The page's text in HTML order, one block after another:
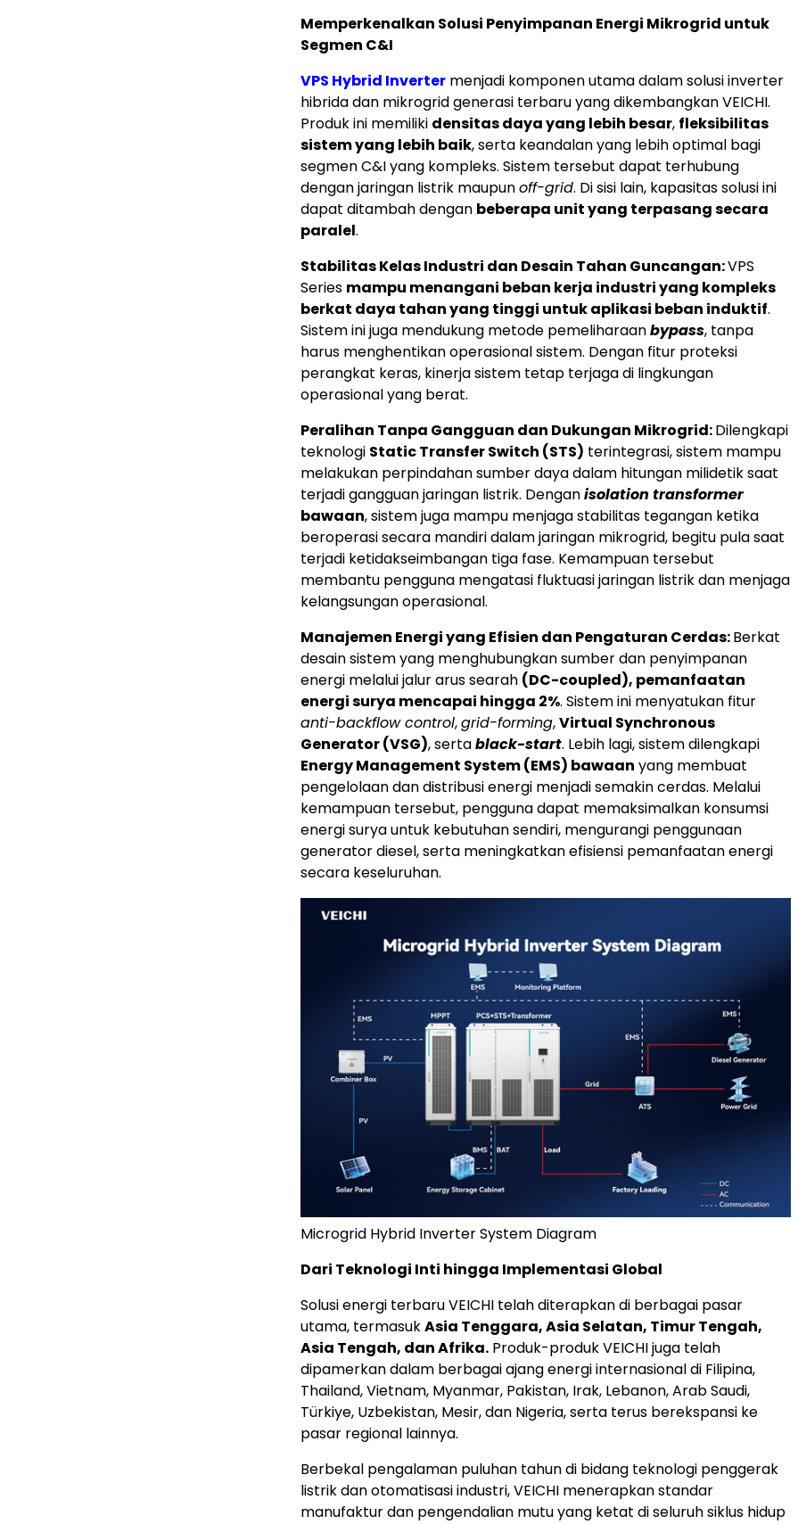
Memperkenalkan Solusi Penyimpanan Energi Mikrogrid untuk
Segmen C&I
VPS Hybrid Inverter menjadi komponen utama dalam solusi inverter
hibrida dan mikrogrid generasi terbaru yang dikembangkan VEICHI.
Produk ini memiliki densitas daya yang lebih besar, fleksibilitas
sistem yang lebih baik, serta keandalan yang lebih optimal bagi
segmen C&I yang kompleks. Sistem tersebut dapat terhubung
dengan jaringan listrik maupunoff-grid. Di sisi lain, kapasitas solusi ini
dapat ditambah dengan beberapa unit yang terpasang secara
paralel.
Stabilitas Kelas Industri dan Desain Tahan Guncangan:VPS
Series mampu menangani beban kerja industri yang kompleks
berkat daya tahan yang tinggi untuk aplikasi beban induktif.
Sistem ini juga mendukung metode pemeliharaanbypass, tanpa
harus menghentikan operasional sistem. Dengan fitur proteksi
perangkat keras, kinerja sistem tetap terjaga di lingkungan
operasional yang berat.
Peralihan Tanpa Gangguan dan Dukungan Mikrogrid:Dilengkapi
teknologi Static Transfer Switch (STS) terintegrasi, sistem mampu
melakukan perpindahan sumber daya dalam hitungan milidetik saat
terjadi gangguan jaringan listrik. Denganisolation transformer
bawaan, sistem juga mampu menjaga stabilitas tegangan ketika
beroperasi secara mandiri dalam jaringan mikrogrid, begitu pula saat
terjadi ketidakseimbangan tiga fase. Kemampuan tersebut
membantu pengguna mengatasi fluktuasi jaringan listrik dan menjaga
kelangsungan operasional.
Manajemen Energi yang Efisien dan Pengaturan Cerdas:Berkat
desain sistem yang menghubungkan sumber dan penyimpanan
energi melalui jalur arus searah (DC-coupled), pemanfaatan
energi surya mencapai hingga 2%. Sistem ini menyatukan fitur
anti-backflow control,grid-forming,Virtual Synchronous
Generator (VSG), sertablack-start. Lebih lagi, sistem dilengkapi
Energy Management System (EMS) bawaan yang membuat
pengelolaan dan distribusi energi menjadi semakin cerdas. Melalui
kemampuan tersebut, pengguna dapat memaksimalkan konsumsi
energi surya untuk kebutuhan sendiri, mengurangi penggunaan
generator diesel, serta meningkatkan efisiensi pemanfaatan energi
secara keseluruhan.
Microgrid Hybrid Inverter System Diagram
Dari Teknologi Inti hingga Implementasi Global
Solusi energi terbaru VEICHI telah diterapkan di berbagai pasar
utama, termasukAsia Tenggara, Asia Selatan, Timur Tengah,
Asia Tengah, dan Afrika. Produk-produk VEICHI juga telah
dipamerkan dalam berbagai ajang energi internasional di Filipina,
Thailand, Vietnam, Myanmar, Pakistan, Irak, Lebanon, Arab Saudi,
Türkiye, Uzbekistan, Mesir, dan Nigeria, serta terus berekspansi ke
pasar regional lainnya.
Berbekal pengalaman puluhan tahun di bidang teknologi penggerak
listrik dan otomatisasi industri, VEICHI menerapkan standar
manufaktur dan pengendalian mutu yang ketat di seluruh siklus hidup